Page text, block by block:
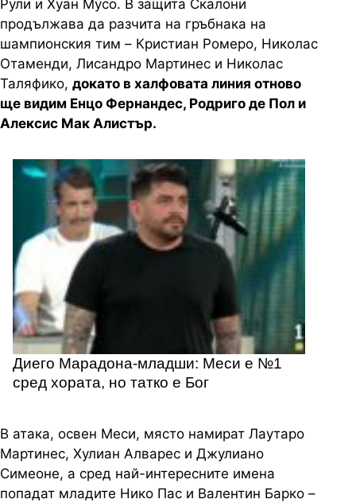
Рули и Хуан Мусо. В защита Скалони
продължава да разчита на гръбнака на
шампионския тим – Кристиан Ромеро, Николас
Отаменди, Лисандро Мартинес и Николас
Таляфико, докато в халфовата линия отново
ще видим Енцо Фернандес, Родриго де Пол и
Алексис Мак Алистър.
Диего Марадона-младши: Меси е №1
сред хората, но татко е Бог
В атака, освен Меси, място намират Лаутаро
Мартинес, Хулиан Алварес и Джулиано
Симеоне, а сред най-интересните имена
попадат младите Нико Пас и Валентин Барко –